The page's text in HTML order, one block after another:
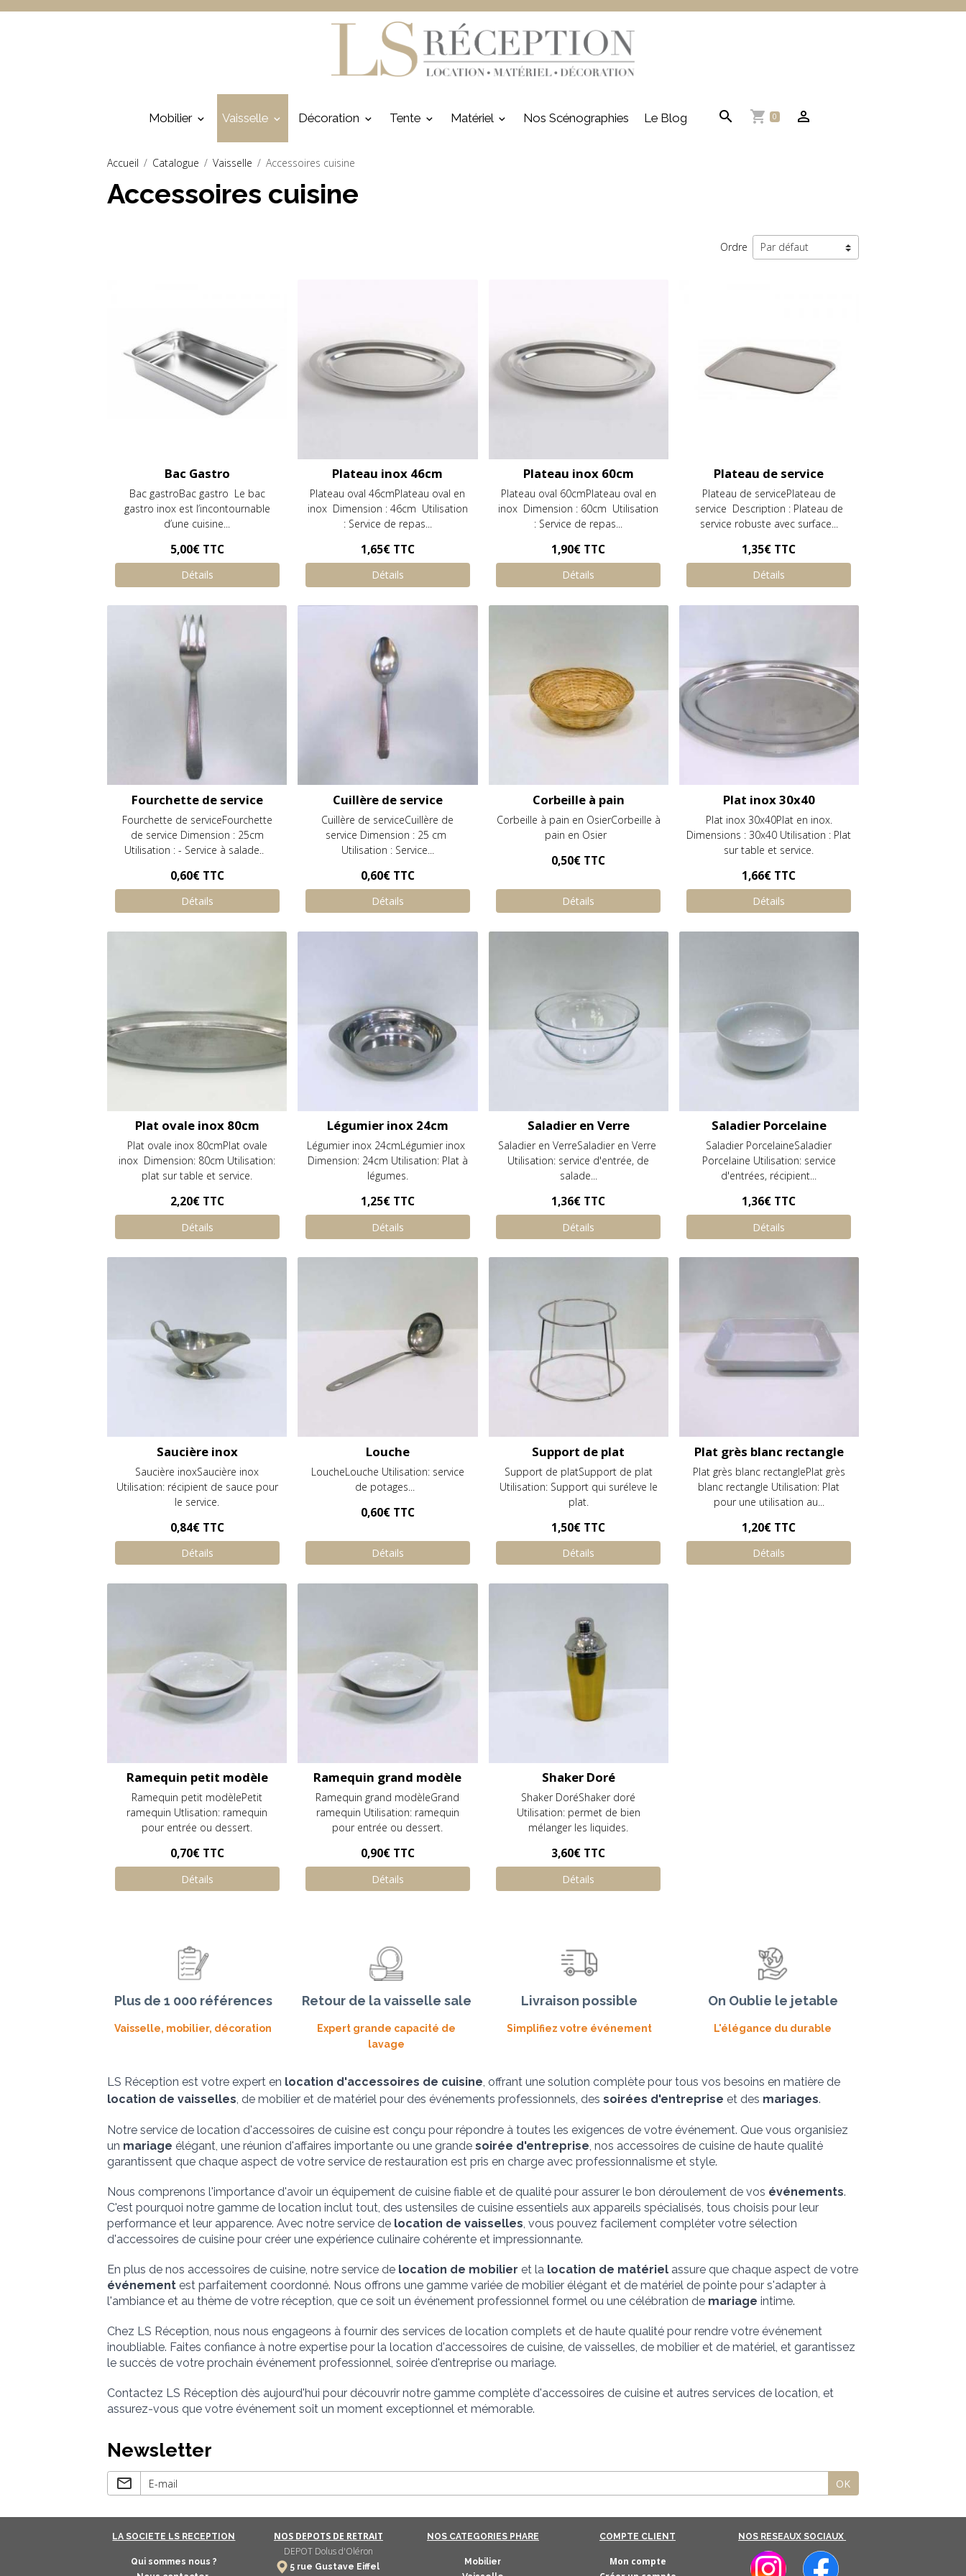
Mobilier Vaisselle Décoration Tente Matériel Nos Scénographies Le Blog 0
Accueil Catalogue Vaisselle Accessoires cuisine
Accessoires cuisine
Ordre
Bac Gastro
Bac gastroBac gastro Le bac
gastro inox est l’incontournable
d’une cuisine...
5,00€ TTC
Détails
Plateau inox 46cm
Plateau oval 46cmPlateau oval en
inox Dimension : 46cm Utilisation
: Service de repas...
1,65€ TTC
Détails
Plateau inox 60cm
Plateau oval 60cmPlateau oval en
inox Dimension : 60cm Utilisation
: Service de repas...
1,90€ TTC
Détails
Plateau de service
Plateau de servicePlateau de
service Description : Plateau de
service robuste avec surface...
1,35€ TTC
Détails
Fourchette de service
Fourchette de serviceFourchette
de service Dimension : 25cm
Utilisation : - Service à salade..
0,60€ TTC
Détails
Cuillère de service
Cuillère de serviceCuillère de
service Dimension : 25 cm
Utilisation : Service...
0,60€ TTC
Détails
Corbeille à pain
Corbeille à pain en OsierCorbeille à
pain en Osier
0,50€ TTC
Détails
Plat inox 30x40
Plat inox 30x40Plat en inox.
Dimensions : 30x40 Utilisation : Plat
sur table et service.
1,66€ TTC
Détails
Plat ovale inox 80cm
Plat ovale inox 80cmPlat ovale
inox Dimension: 80cm Utilisation:
plat sur table et service.
2,20€ TTC
Détails
Légumier inox 24cm
Légumier inox 24cmLégumier inox
Dimension: 24cm Utilisation: Plat à
légumes.
1,25€ TTC
Détails
Saladier en Verre
Saladier en VerreSaladier en Verre
Utilisation: service d'entrée, de
salade...
1,36€ TTC
Détails
Saladier Porcelaine
Saladier PorcelaineSaladier
Porcelaine Utilisation: service
d'entrées, récipient...
1,36€ TTC
Détails
Saucière inox
Saucière inoxSaucière inox
Utilisation: récipient de sauce pour
le service.
0,84€ TTC
Détails
Louche
LoucheLouche Utilisation: service
de potages...
0,60€ TTC
Détails
Support de plat
Support de platSupport de plat
Utilisation: Support qui suréleve le
plat.
1,50€ TTC
Détails
Plat grès blanc rectangle
Plat grès blanc rectanglePlat grès
blanc rectangle Utilisation: Plat
pour une utilisation au...
1,20€ TTC
Détails
Ramequin petit modèle
Ramequin petit modèlePetit
ramequin Utlisation: ramequin
pour entrée ou dessert.
0,70€ TTC
Détails
Ramequin grand modèle
Ramequin grand modèleGrand
ramequin Utilisation: ramequin
pour entrée ou dessert.
0,90€ TTC
Détails
Shaker Doré
Shaker DoréShaker doré
Utilisation: permet de bien
mélanger les liquides.
3,60€ TTC
Détails
Plus de 1 000 références
Vaisselle, mobilier, décoration
Retour de la vaisselle sale
Expert grande capacité de
lavage
Livraison possible
Simplifiez votre événement
On Oublie le jetable
L'élégance du durable
LS Réception est votre expert en location d'accessoires de cuisine
location de vaisselles, de mobilier et de matériel pour des événements professionnels, des soirées d'entreprise et des mariages.
Notre service de location d'accessoires de cuisine est conçu pour répondre à toutes les exigences de votre événement. Que vous organisiez
un mariage élégant, une réunion d'affaires importante ou une grande soirée d'entreprise, nos accessoires de cuisine de haute qualité
garantissent que chaque aspect de votre service de restauration est pris en charge avec professionnalisme et style.
Nous comprenons l'importance d'avoir un équipement de cuisine fiable et de qualité pour assurer le bon déroulement de vos événements.
C'est pourquoi notre gamme de location inclut tout, des ustensiles de cuisine essentiels aux appareils spécialisés, tous choisis pour leur
performance et leur apparence. Avec notre service de location de vaisselles, vous pouvez facilement compléter votre sélection
d'accessoires de cuisine pour créer une expérience culinaire cohérente et impressionnante.
En plus de nos accessoires de cuisine, notre service de location de mobilier et la location de matériel
événement est parfaitement coordonné. Nous offrons une gamme variée de mobilier élégant et de matériel de pointe pour s'adapter à
l'ambiance et au thème de votre réception, que ce soit un événement professionnel formel ou une célébration de mariage intime.
Chez LS Réception, nous nous engageons à fournir des services de location complets et de haute qualité pour rendre votre événement
inoubliable. Faites confiance à notre expertise pour la location d'accessoires de cuisine, de vaisselles, de mobilier et de matériel, et garantissez
le succès de votre prochain événement professionnel, soirée d'entreprise ou mariage.
Contactez LS Réception dès aujourd'hui pour découvrir notre gamme complète d'accessoires de cuisine et autres services de location, et
assurez-vous que votre événement soit un moment exceptionnel et mémorable.
Newsletter
OK
LA SOCIETE LS RECEPTION
Qui sommes nous ?
NOS DEPOTS DE RETRAIT
DEPOT Dolus d'Oléron
5 rue Gustave Eiffel
NOS CATEGORIES PHARE
Mobilier
COMPTE CLIENT
Mon compte
NOS RESEAUX SOCIAUX